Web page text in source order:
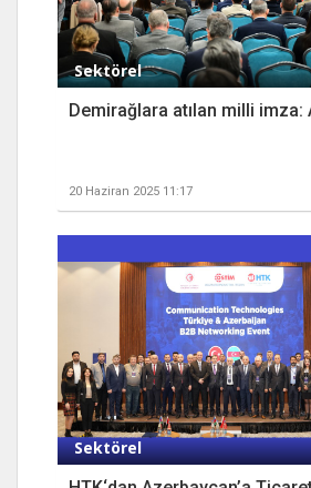
Sektörel
Demirağlara atılan milli imza:
20 Haziran 2025 11:17
Sektörel